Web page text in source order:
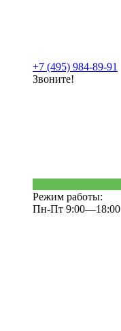
+7 (495) 984-89-91
Звоните!
Режим работы:
Пн-Пт 9:00—18:00